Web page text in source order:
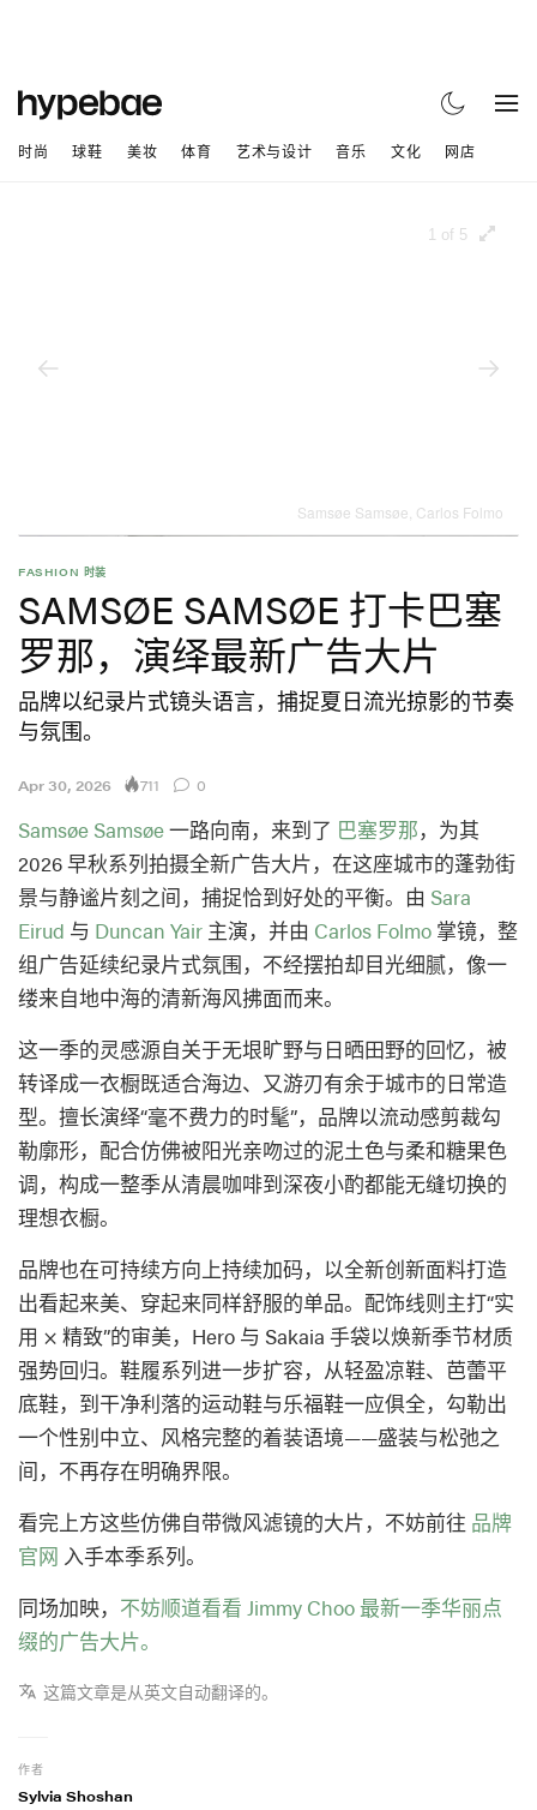
时尚 球鞋 美妆 体育 艺术与设计 音乐 文化 网店
1 of 5
Samsøe Samsøe, Carlos Folmo
FASHION 时装
SAMSØE SAMSØE 打卡巴塞
罗那，演绎最新广告大片
品牌以纪录片式镜头语言，捕捉夏日流光掠影的节奏
与氛围。
Apr 30, 2026 711 0
Samsøe Samsøe一路向南，来到了 巴塞罗那，为其
2026 早秋系列拍摄全新广告大片，在这座城市的蓬勃街
景与静谧片刻之间，捕捉恰到好处的平衡。由 Sara
Eirud 与 Duncan Yair 主演，并由 Carlos Folmo 掌镜，整
组广告延续纪录片式氛围，不经摆拍却目光细腻，像一
缕来自地中海的清新海风拂面而来。
这一季的灵感源自关于无垠旷野与日晒田野的回忆，被
转译成一衣橱既适合海边、又游刃有余于城市的日常造
型。擅长演绎“毫不费力的时髦”，品牌以流动感剪裁勾
勒廓形，配合仿佛被阳光亲吻过的泥土色与柔和糖果色
调，构成一整季从清晨咖啡到深夜小酌都能无缝切换的
理想衣橱。
品牌也在可持续方向上持续加码，以全新创新面料打造
出看起来美、穿起来同样舒服的单品。配饰线则主打“实
用 × 精致”的审美，Hero 与 Sakaia 手袋以焕新季节材质
强势回归。鞋履系列进一步扩容，从轻盈凉鞋、芭蕾平
底鞋，到干净利落的运动鞋与乐福鞋一应俱全，勾勒出
一个性别中立、风格完整的着装语境——盛装与松弛之
间，不再存在明确界限。
看完上方这些仿佛自带微风滤镜的大片，不妨前往 品牌
官网 入手本季系列。
同场加映， 不妨顺道看看 Jimmy Choo 最新一季华丽点
缀的广告大片。
这篇文章是从英文自动翻译的。
作者
Sylvia Shoshan